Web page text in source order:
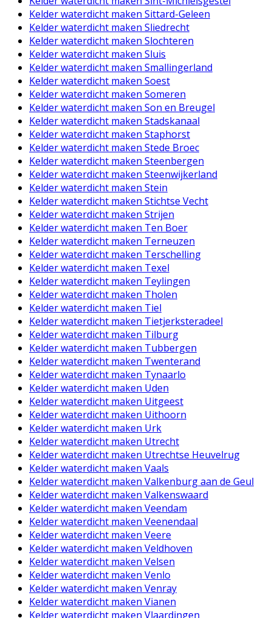
Kelder waterdicht maken Sittard-Geleen
Kelder waterdicht maken Sliedrecht
Kelder waterdicht maken Slochteren
Kelder waterdicht maken Sluis
Kelder waterdicht maken Smallingerland
Kelder waterdicht maken Soest
Kelder waterdicht maken Someren
Kelder waterdicht maken Son en Breugel
Kelder waterdicht maken Stadskanaal
Kelder waterdicht maken Staphorst
Kelder waterdicht maken Stede Broec
Kelder waterdicht maken Steenbergen
Kelder waterdicht maken Steenwijkerland
Kelder waterdicht maken Stein
Kelder waterdicht maken Stichtse Vecht
Kelder waterdicht maken Strijen
Kelder waterdicht maken Ten Boer
Kelder waterdicht maken Terneuzen
Kelder waterdicht maken Terschelling
Kelder waterdicht maken Texel
Kelder waterdicht maken Teylingen
Kelder waterdicht maken Tholen
Kelder waterdicht maken Tiel
Kelder waterdicht maken Tietjerksteradeel
Kelder waterdicht maken Tilburg
Kelder waterdicht maken Tubbergen
Kelder waterdicht maken Twenterand
Kelder waterdicht maken Tynaarlo
Kelder waterdicht maken Uden
Kelder waterdicht maken Uitgeest
Kelder waterdicht maken Uithoorn
Kelder waterdicht maken Urk
Kelder waterdicht maken Utrecht
Kelder waterdicht maken Utrechtse Heuvelrug
Kelder waterdicht maken Vaals
Kelder waterdicht maken Valkenburg aan de Geul
Kelder waterdicht maken Valkenswaard
Kelder waterdicht maken Veendam
Kelder waterdicht maken Veenendaal
Kelder waterdicht maken Veere
Kelder waterdicht maken Veldhoven
Kelder waterdicht maken Velsen
Kelder waterdicht maken Venlo
Kelder waterdicht maken Venray
Kelder waterdicht maken Vianen
Kelder waterdicht maken Vlaardingen